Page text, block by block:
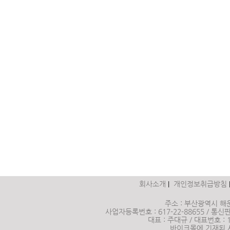
회사소개 개인정보취급방침
주소 : 부산광역시
사업자등록번호 : 617-22-88655 / 통신
대표 : 주대규 / 대표번호 :
바이크몰에 기재된